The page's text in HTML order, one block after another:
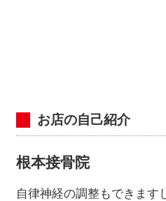
お店の自己紹介
根本接骨院
自律神経の調整もできます